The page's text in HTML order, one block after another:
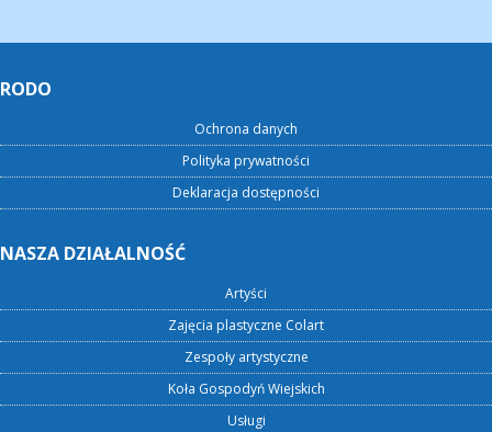
RODO
Ochrona danych
Polityka prywatności
Deklaracja dostępności
NASZA DZIAŁALNOŚĆ
Artyści
Zajęcia plastyczne Colart
Zespoły artystyczne
Koła Gospodyń Wiejskich
Usługi